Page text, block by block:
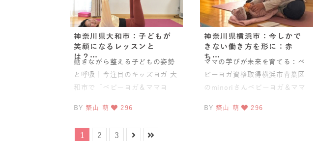
神奈川県大和市：子どもが
笑顔になるレッスンと
は？…
動きながら整える子どもの姿勢
と呼吸｜今注目のキッズヨガ 大
和市で「ベビーヨガ＆ママヨ
「美ママピラティス」
BY 築山 萌 296
神奈川県横浜市：今しかで
きない働き方を形に：赤
ち…
ママの学びが未来を育てる：ベ
ビーヨガ資格取得横浜市青葉区
のminoriさんベビーヨガ＆ママ
取得、誠におめでとうご
BY 築山 萌 296
1 2 3